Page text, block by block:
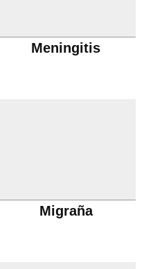
Meningitis
Migraña